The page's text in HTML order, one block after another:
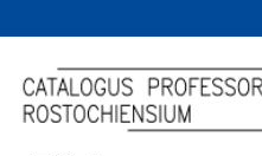
Browsen
direkt zum Inhalt